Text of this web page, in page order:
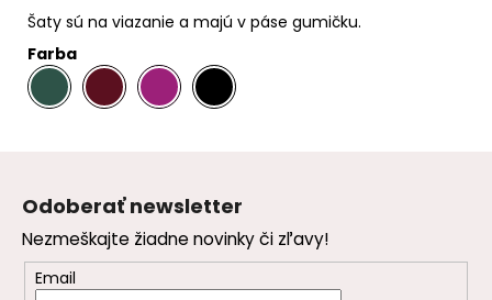
Šaty sú na viazanie a majú v páse gumičku.
Farba
.
. .
Odoberať newsletter
Nezmeškajte žiadne novinky či zľavy!
Email